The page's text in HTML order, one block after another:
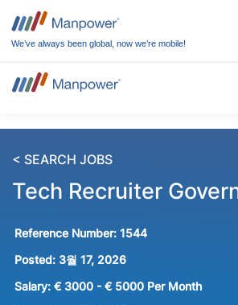
We’ve always been global, now we’re mobile!
< SEARCH JOBS
Tech Recruiter
Reference Number: 1544
Posted: 3월 17, 2026
Salary: € 3000 - € 5000 Per Month